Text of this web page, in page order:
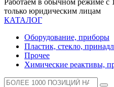
только юридическим лицам
КАТАЛОГ
Оборудование, приборы
Пластик, стекло,
Прочее
Химические реактивы,